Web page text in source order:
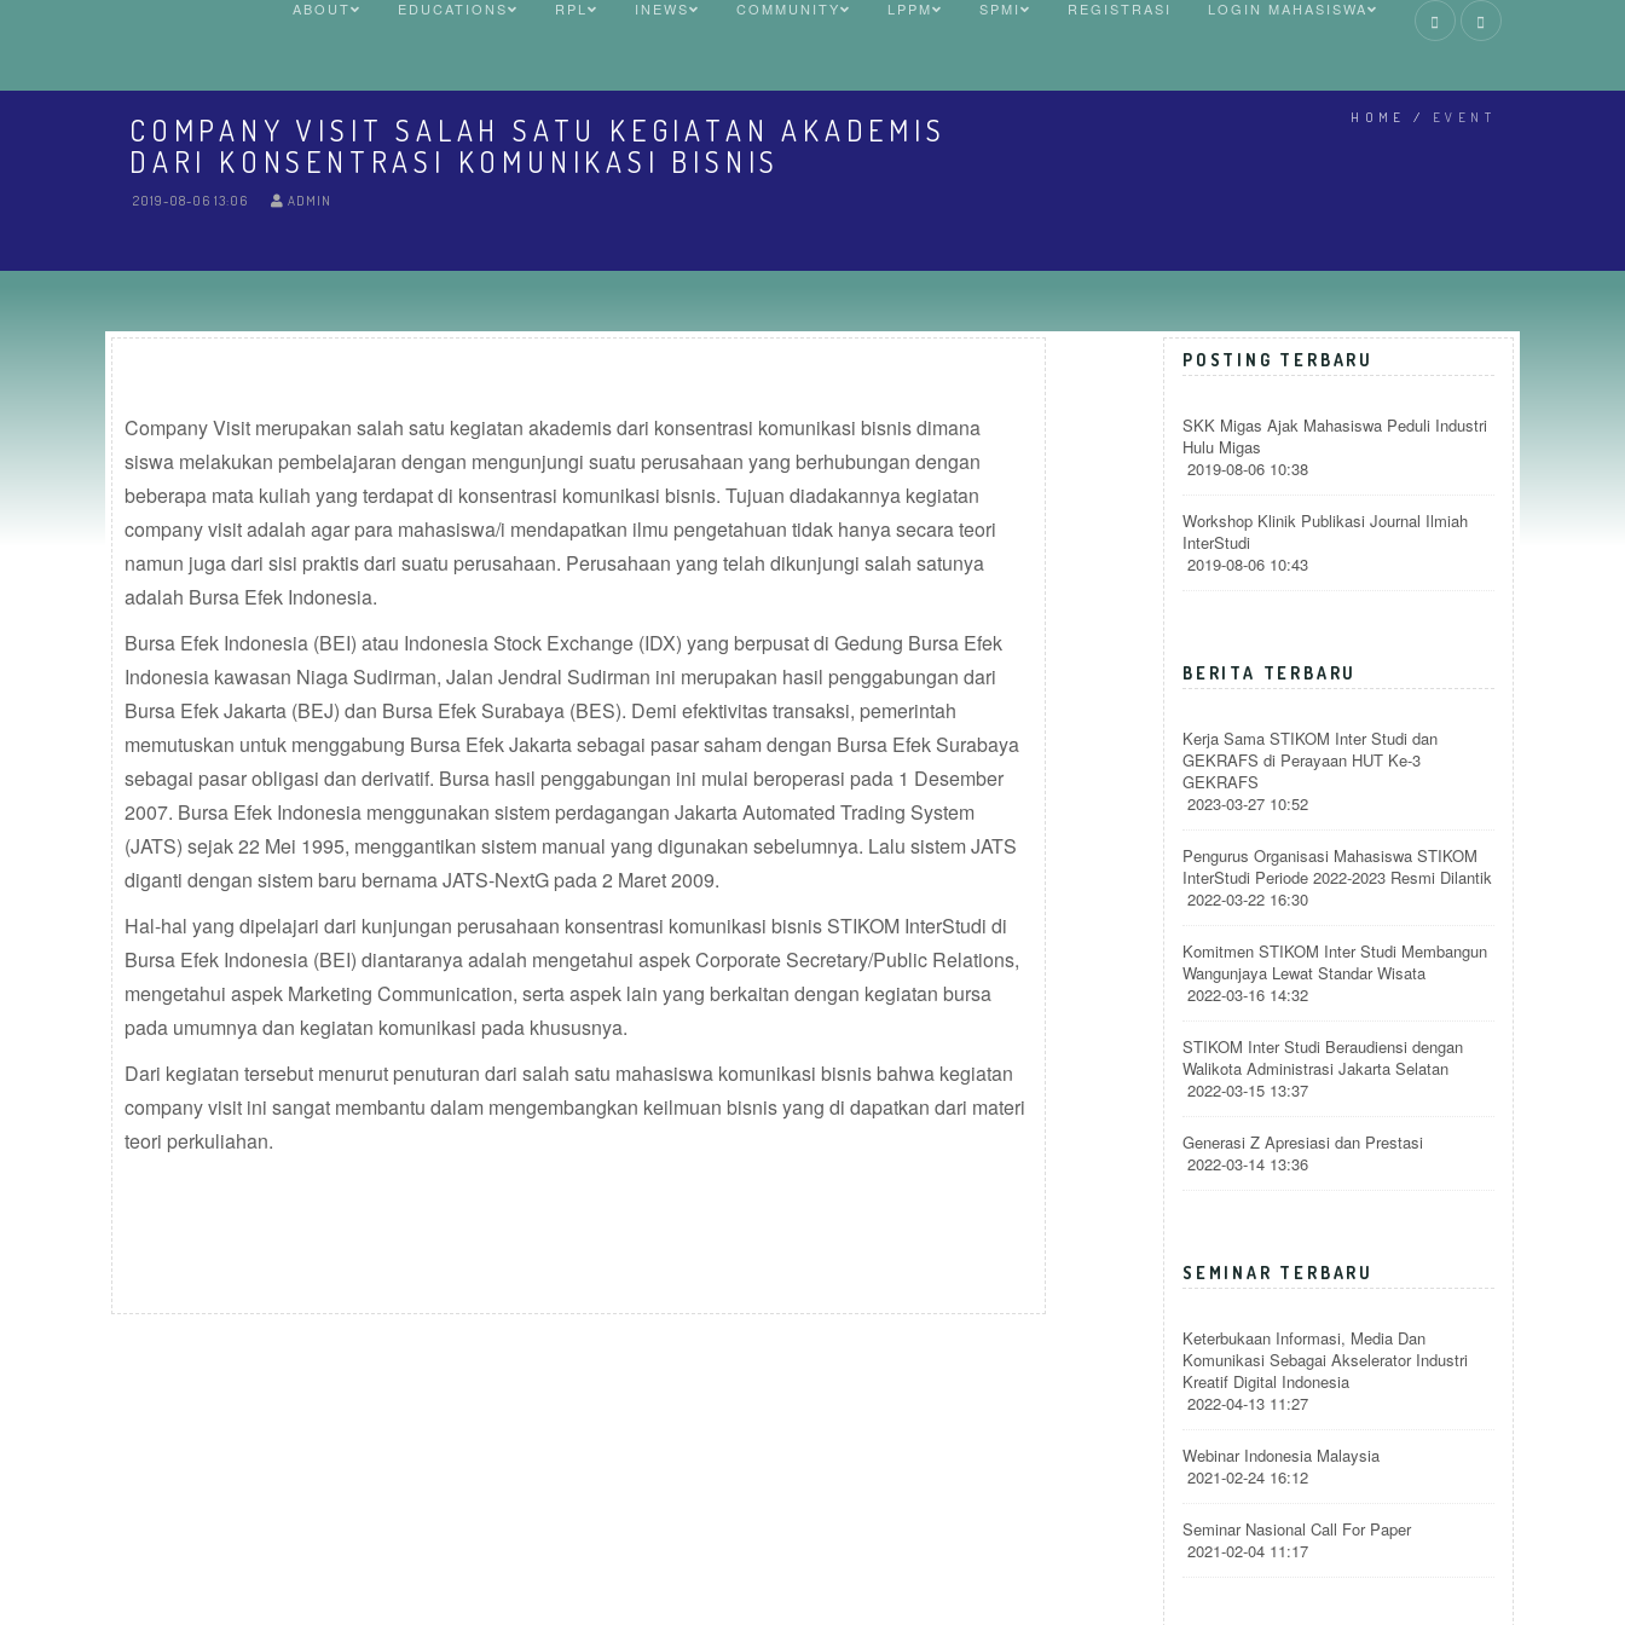
ABOUT EDUCATIONS RPL INEWS COMMUNITY LPPM SPMI REGISTRASI LOGIN MAHASISWA
COMPANY VISIT SALAH SATU KEGIATAN AKADEMIS
DARI KONSENTRASI KOMUNIKASI BISNIS
2019-08-06 13:06 ADMIN
HOME / EVENT
Company Visit merupakan salah satu kegiatan akademis dari konsentrasi komunikasi bisnis dimana
siswa melakukan pembelajaran dengan mengunjungi suatu perusahaan yang berhubungan dengan
beberapa mata kuliah yang terdapat di konsentrasi komunikasi bisnis. Tujuan diadakannya kegiatan
company visit adalah agar para mahasiswa/i mendapatkan ilmu pengetahuan tidak hanya secara teori
namun juga dari sisi praktis dari suatu perusahaan. Perusahaan yang telah dikunjungi salah satunya
adalah Bursa Efek Indonesia.
Bursa Efek Indonesia (BEI) atau Indonesia Stock Exchange (IDX) yang berpusat di Gedung Bursa Efek
Indonesia kawasan Niaga Sudirman, Jalan Jendral Sudirman ini merupakan hasil penggabungan dari
Bursa Efek Jakarta (BEJ) dan Bursa Efek Surabaya (BES). Demi efektivitas transaksi, pemerintah
memutuskan untuk menggabung Bursa Efek Jakarta sebagai pasar saham dengan Bursa Efek Surabaya
sebagai pasar obligasi dan derivatif. Bursa hasil penggabungan ini mulai beroperasi pada 1 Desember
2007. Bursa Efek Indonesia menggunakan sistem perdagangan Jakarta Automated Trading System
(JATS) sejak 22 Mei 1995, menggantikan sistem manual yang digunakan sebelumnya. Lalu sistem JATS
diganti dengan sistem baru bernama JATS-NextG pada 2 Maret 2009.
Hal-hal yang dipelajari dari kunjungan perusahaan konsentrasi komunikasi bisnis STIKOM InterStudi di
Bursa Efek Indonesia (BEI) diantaranya adalah mengetahui aspek Corporate Secretary/Public Relations,
mengetahui aspek Marketing Communication, serta aspek lain yang berkaitan dengan kegiatan bursa
pada umumnya dan kegiatan komunikasi pada khususnya.
Dari kegiatan tersebut menurut penuturan dari salah satu mahasiswa komunikasi bisnis bahwa kegiatan
company visit ini sangat membantu dalam mengembangkan keilmuan bisnis yang di dapatkan dari materi
teori perkuliahan.
POSTING TERBARU
SKK Migas Ajak Mahasiswa Peduli Industri
Hulu Migas
2019-08-06 10:38
Workshop Klinik Publikasi Journal Ilmiah
InterStudi
2019-08-06 10:43
BERITA TERBARU
Kerja Sama STIKOM Inter Studi dan
GEKRAFS di Perayaan HUT Ke-3
GEKRAFS
2023-03-27 10:52
Pengurus Organisasi Mahasiswa STIKOM
InterStudi Periode 2022-2023 Resmi Dilantik
2022-03-22 16:30
Komitmen STIKOM Inter Studi Membangun
Wangunjaya Lewat Standar Wisata
2022-03-16 14:32
STIKOM Inter Studi Beraudiensi dengan
Walikota Administrasi Jakarta Selatan
2022-03-15 13:37
Generasi Z Apresiasi dan Prestasi
2022-03-14 13:36
SEMINAR TERBARU
Keterbukaan Informasi, Media Dan
Komunikasi Sebagai Akselerator Industri
Kreatif Digital Indonesia
2022-04-13 11:27
Webinar Indonesia Malaysia
2021-02-24 16:12
Seminar Nasional Call For Paper
2021-02-04 11:17